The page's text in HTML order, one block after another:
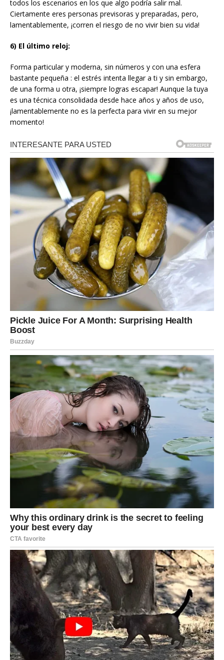
todos los escenarios en los que algo podría salir mal.
Ciertamente eres personas previsoras y preparadas, pero,
lamentablemente, ¡corren el riesgo de no vivir bien su vida!
6) El último reloj:
Forma particular y moderna, sin números y con una esfera
bastante pequeña : el estrés intenta llegar a ti y sin embargo,
de una forma u otra, ¡siempre logras escapar! Aunque la tuya
es una técnica consolidada desde hace años y años de uso,
¡lamentablemente no es la perfecta para vivir en su mejor
momento!